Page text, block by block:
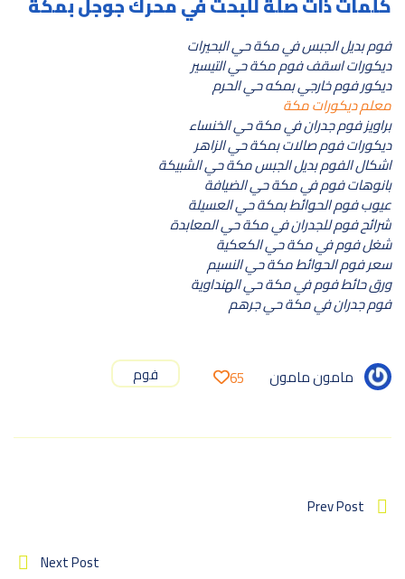
فوم بديل الجبس في مكة حي البحيرات
ديكورات اسقف فوم مكة حي التيسير
ديكور فوم خارجي بمكه حي الحرم
معلم ديكورات مكة
براويز فوم جدران في مكة حي الخنساء
ديكورات فوم صالات بمكة حي الزاهر
اشكال الفوم بديل الجبس مكة حي الشبيكة
بانوهات فوم في مكة حي الضيافة
عيوب فوم الحوائط بمكة حي العسيلة
شرائح فوم للجدران في مكة حي المعابدة
شغل فوم في مكة حي الكعكية
سعر فوم الحوائط مكة حي النسيم
ورق حائط فوم في مكة حي الهنداوية
فوم جدران في مكة حي جرهم
مامون مامون 65 فوم
Prev Post
Next Post